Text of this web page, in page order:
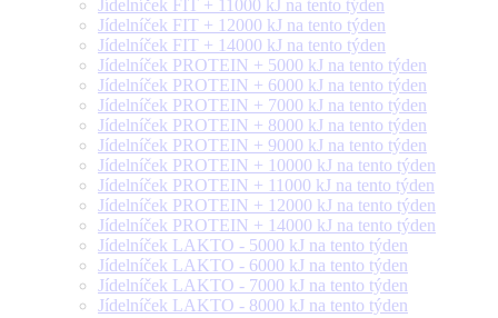
Jídelníček FIT + 11000 kJ na tento týden
Jídelníček FIT + 12000 kJ na tento týden
Jídelníček FIT + 14000 kJ na tento týden
Jídelníček PROTEIN + 5000 kJ na tento týden
Jídelníček PROTEIN + 6000 kJ na tento týden
Jídelníček PROTEIN + 7000 kJ na tento týden
Jídelníček PROTEIN + 8000 kJ na tento týden
Jídelníček PROTEIN + 9000 kJ na tento týden
Jídelníček PROTEIN + 10000 kJ na tento týden
Jídelníček PROTEIN + 11000 kJ na tento týden
Jídelníček PROTEIN + 12000 kJ na tento týden
Jídelníček PROTEIN + 14000 kJ na tento týden
Jídelníček LAKTO - 5000 kJ na tento týden
Jídelníček LAKTO - 6000 kJ na tento týden
Jídelníček LAKTO - 7000 kJ na tento týden
Jídelníček LAKTO - 8000 kJ na tento týden